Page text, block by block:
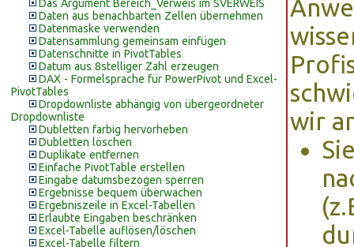
Das Argument Bereich_Verweis im SVERWEIS
Daten aus benachbarten Zellen übernehmen
Datenmaske verwenden
Datensammlung gemeinsam einfügen
Datenschnitte in PivotTables
Datum aus 8stelliger Zahl erzeugen
DAX - Formelsprache für PowerPivot und Excel-
PivotTables
Dropdownliste abhängig von übergeordneter
Dropdownliste
Dubletten farbig hervorheben
Dubletten löschen
Duplikate entfernen
Einfache PivotTable erstellen
Eingabe datumsbezogen sperren
Ergebnisse bequem überwachen
Ergebniszeile in Excel-Tabellen
Erlaubte Eingaben beschränken
Excel-Tabelle auflösen/löschen
Excel-Tabelle filtern
wir